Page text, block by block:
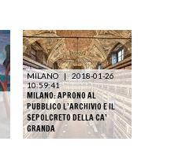
MILANO | 2018-01-26
10:59:41
MILANO: APRONO AL
PUBBLICO L’ARCHIVIO E IL
SEPOLCRETO DELLA CA’
GRANDA